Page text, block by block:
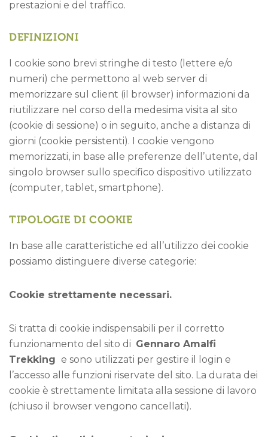
prestazioni e del traffico.
DEFINIZIONI
I cookie sono brevi stringhe di testo (lettere e/o
numeri) che permettono al web server di
memorizzare sul client (il browser) informazioni da
riutilizzare nel corso della medesima visita al sito
(cookie di sessione) o in seguito, anche a distanza di
giorni (cookie persistenti). I cookie vengono
memorizzati, in base alle preferenze dell’utente, dal
singolo browser sullo specifico dispositivo utilizzato
(computer, tablet, smartphone).
TIPOLOGIE DI COOKIE
In base alle caratteristiche ed all’utilizzo dei cookie
possiamo distinguere diverse categorie:
Cookie strettamente necessari.
Si tratta di cookie indispensabili per il corretto
funzionamento del sito di Gennaro Amalfi
Trekking e sono utilizzati per gestire il login e
l’accesso alle funzioni riservate del sito. La durata dei
cookie è strettamente limitata alla sessione di lavoro
(chiuso il browser vengono cancellati).